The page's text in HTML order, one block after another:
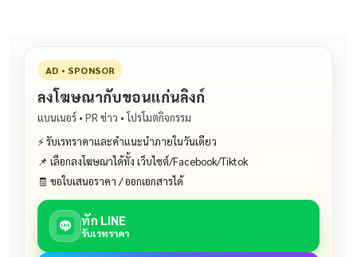
AD • SPONSOR
ลงโฆษณากับขอนแก่นลิงก์
แบนเนอร์ • PR ข่าว • โปรโมตกิจกรรม
⚡ รับเรทราคาและคำแนะนำภายในวันเดียว
📌 เลือกลงโฆษณาได้ทั้ง เว็บไซต์/Facebook/Tiktok
🧾 ขอใบเสนอราคา / ออกเอกสารได้
ทัก LINE
รับเรทราคา